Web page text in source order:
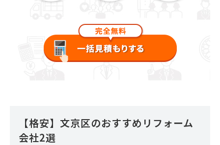
【格安】文京区のおすすめリフォーム
会社2選